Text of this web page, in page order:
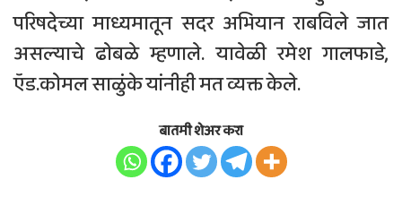
परिषदेच्या माध्यमातून सदर अभियान राबविले जात
असल्याचे ढोबळे म्हणाले. यावेळी रमेश गालफाडे,
ऍड.कोमल साळुंके यांनीही मत व्यक्त केले.
बातमी शेअर करा